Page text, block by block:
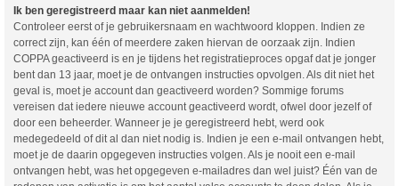
Ik ben geregistreerd maar kan niet aanmelden!
Controleer eerst of je gebruikersnaam en wachtwoord kloppen. Indien ze
correct zijn, kan één of meerdere zaken hiervan de oorzaak zijn. Indien
COPPA geactiveerd is en je tijdens het registratieproces opgaf dat je jonger
bent dan 13 jaar, moet je de ontvangen instructies opvolgen. Als dit niet het
geval is, moet je account dan geactiveerd worden? Sommige forums
vereisen dat iedere nieuwe account geactiveerd wordt, ofwel door jezelf of
door een beheerder. Wanneer je je geregistreerd hebt, werd ook
medegedeeld of dit al dan niet nodig is. Indien je een e-mail ontvangen hebt,
moet je de daarin opgegeven instructies volgen. Als je nooit een e-mail
ontvangen hebt, was het opgegeven e-mailadres dan wel juist? Één van de